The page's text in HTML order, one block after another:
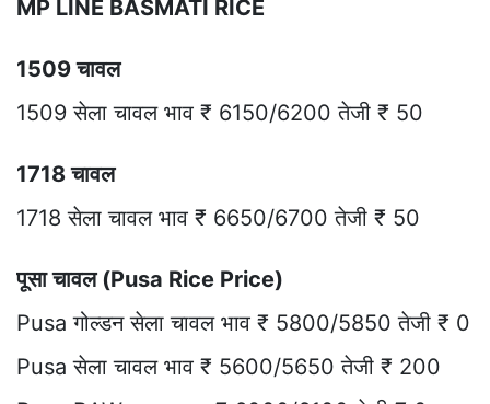
MP LINE BASMATI RICE
1509 चावल
1509 सेला चावल भाव ₹ 6150/6200 तेजी ₹ 50
1718 चावल
1718 सेला चावल भाव ₹ 6650/6700 तेजी ₹ 50
पूसा चावल (Pusa Rice Price)
Pusa गोल्डन सेला चावल भाव ₹ 5800/5850 तेजी ₹ 0
Pusa सेला चावल भाव ₹ 5600/5650 तेजी ₹ 200